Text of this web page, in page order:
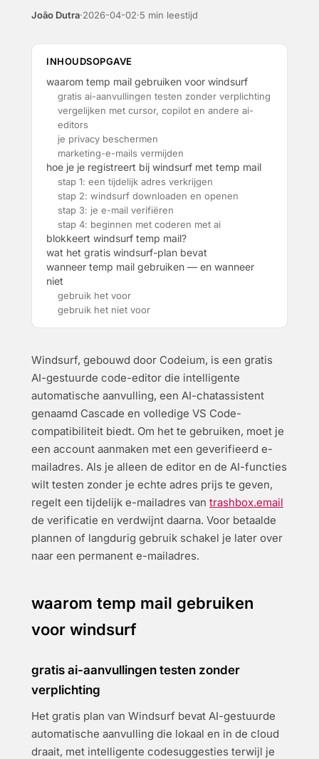
João Dutra·2026-04-02·5 min leestijd
INHOUDSOPGAVE
waarom temp mail gebruiken voor windsurf
gratis ai-aanvullingen testen zonder verplichting
vergelijken met cursor, copilot en andere ai-
editors
je privacy beschermen
marketing-e-mails vermijden
hoe je je registreert bij windsurf met temp mail
stap 1: een tijdelijk adres verkrijgen
stap 2: windsurf downloaden en openen
stap 3: je e-mail verifiëren
stap 4: beginnen met coderen met ai
blokkeert windsurf temp mail?
wat het gratis windsurf-plan bevat
wanneer temp mail gebruiken — en wanneer
niet
gebruik het voor
gebruik het niet voor
Windsurf, gebouwd door Codeium, is een gratis
AI-gestuurde code-editor die intelligente
automatische aanvulling, een AI-chatassistent
genaamd Cascade en volledige VS Code-
compatibiliteit biedt. Om het te gebruiken, moet je
een account aanmaken met een geverifieerd e-
mailadres. Als je alleen de editor en de AI-functies
wilt testen zonder je echte adres prijs te geven,
regelt een tijdelijk e-mailadres van trashbox.email
de verificatie en verdwijnt daarna. Voor betaalde
plannen of langdurig gebruik schakel je later over
naar een permanent e-mailadres.
waarom temp mail gebruiken
voor windsurf
gratis ai-aanvullingen testen zonder
verplichting
Het gratis plan van Windsurf bevat AI-gestuurde
automatische aanvulling die lokaal en in de cloud
draait, met intelligente codesuggesties terwijl je